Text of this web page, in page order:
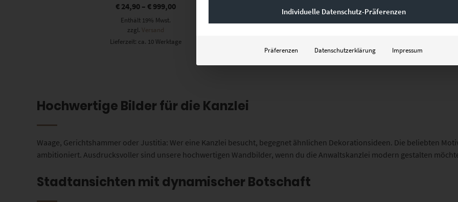
€ 24,90 –€ 999,00
Enthält 19% Mwst.
zzgl.Versand
Lieferzeit: ca. 10 Werktage
Hochwertige Bilder für die Kanzlei
Waage, Gerichtshammer oder Justitia: Wer eine Kanzlei besucht, begegnet ähnlichen Dekorationsideen. Die beliebten
ambitioniert. Ausdrucksvoller sind unsere hochwertigen Wandbilder, wenn du die Anwaltskanzlei modern gestalten
Stadtansichten mit dynamischer Botschaft
Individuelle Datenschutz-Präferenzen
Präferenzen Datenschutzerklärung Impressum